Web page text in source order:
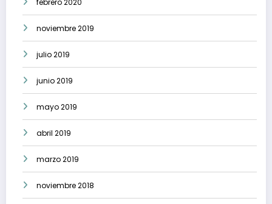
febrero 2020
noviembre 2019
julio 2019
junio 2019
mayo 2019
abril 2019
marzo 2019
noviembre 2018